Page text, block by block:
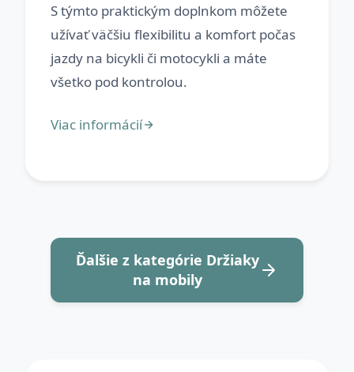
S týmto praktickým doplnkom môžete
užívať väčšiu flexibilitu a komfort počas
jazdy na bicykli či motocykli a máte
Ďalšie z kategórie Držiaky
na mobily